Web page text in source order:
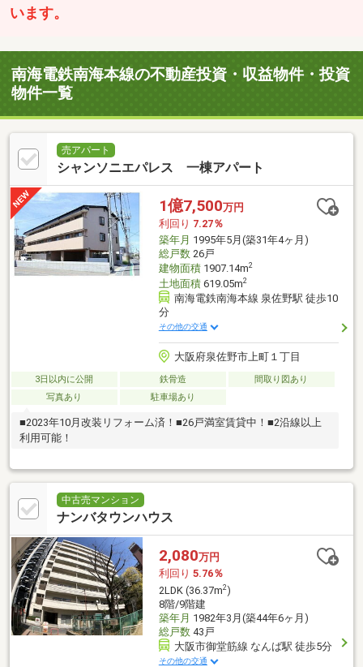
います。
南海電鉄南海本線の不動産投資・収益物件・投資
物件一覧
売アパート
シャンソニエパレス 一棟アパート
1億7,500万円
利回り 7.27％
築年月 1995年5月(築31年4ヶ月)
総戸数26戸
建物面積1907.14m2
土地面積619.05m2
南海電鉄南海本線 泉佐野駅 徒歩10
分
その他の交通
大阪府泉佐野市上町１丁目
3日以内に公開 鉄骨造
間取り図あり
写真あり
駐車場あり
■2023年10月改装リフォーム済！■26戸満室賃貸中！■2沿線以上
利用可能！
中古売マンション
ナンバタウンハウス
2,080万円
利回り 5.76％
2LDK (36.37m2)
8階/9階建
築年月 1982年3月(築44年6ヶ月)
総戸数43戸
大阪市御堂筋線 なんば駅 徒歩5分
その他の交通